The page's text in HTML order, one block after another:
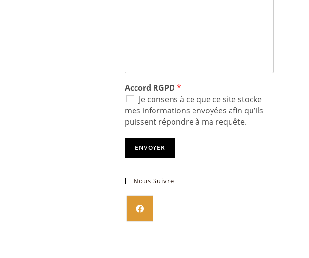
Accord RGPD *
Je consens à ce que ce site stocke
mes informations envoyées afin qu’ils
puissent répondre à ma requête.
ENVOYER
Nous Suivre